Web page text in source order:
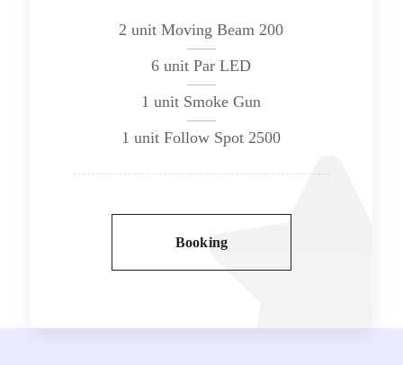
2 unit Moving Beam 200
6 unit Par LED
1 unit Smoke Gun
1 unit Follow Spot 2500
Booking